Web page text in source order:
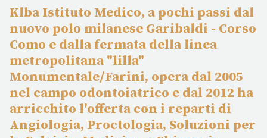
Klba Istituto Medico, a pochi passi dal
nuovo polo milanese Garibaldi - Corso
Como e dalla fermata della linea
metropolitana "lilla"
Monumentale/Farini, opera dal 2005
nel campo odontoiatrico e dal 2012 ha
arricchito l'offerta con i reparti di
Angiologia, Proctologia, Soluzioni per